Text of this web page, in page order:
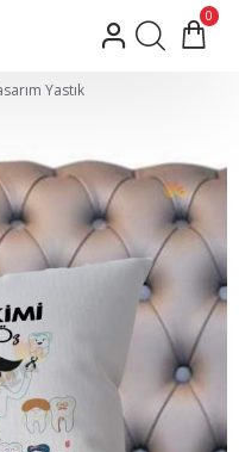
0
Yastık